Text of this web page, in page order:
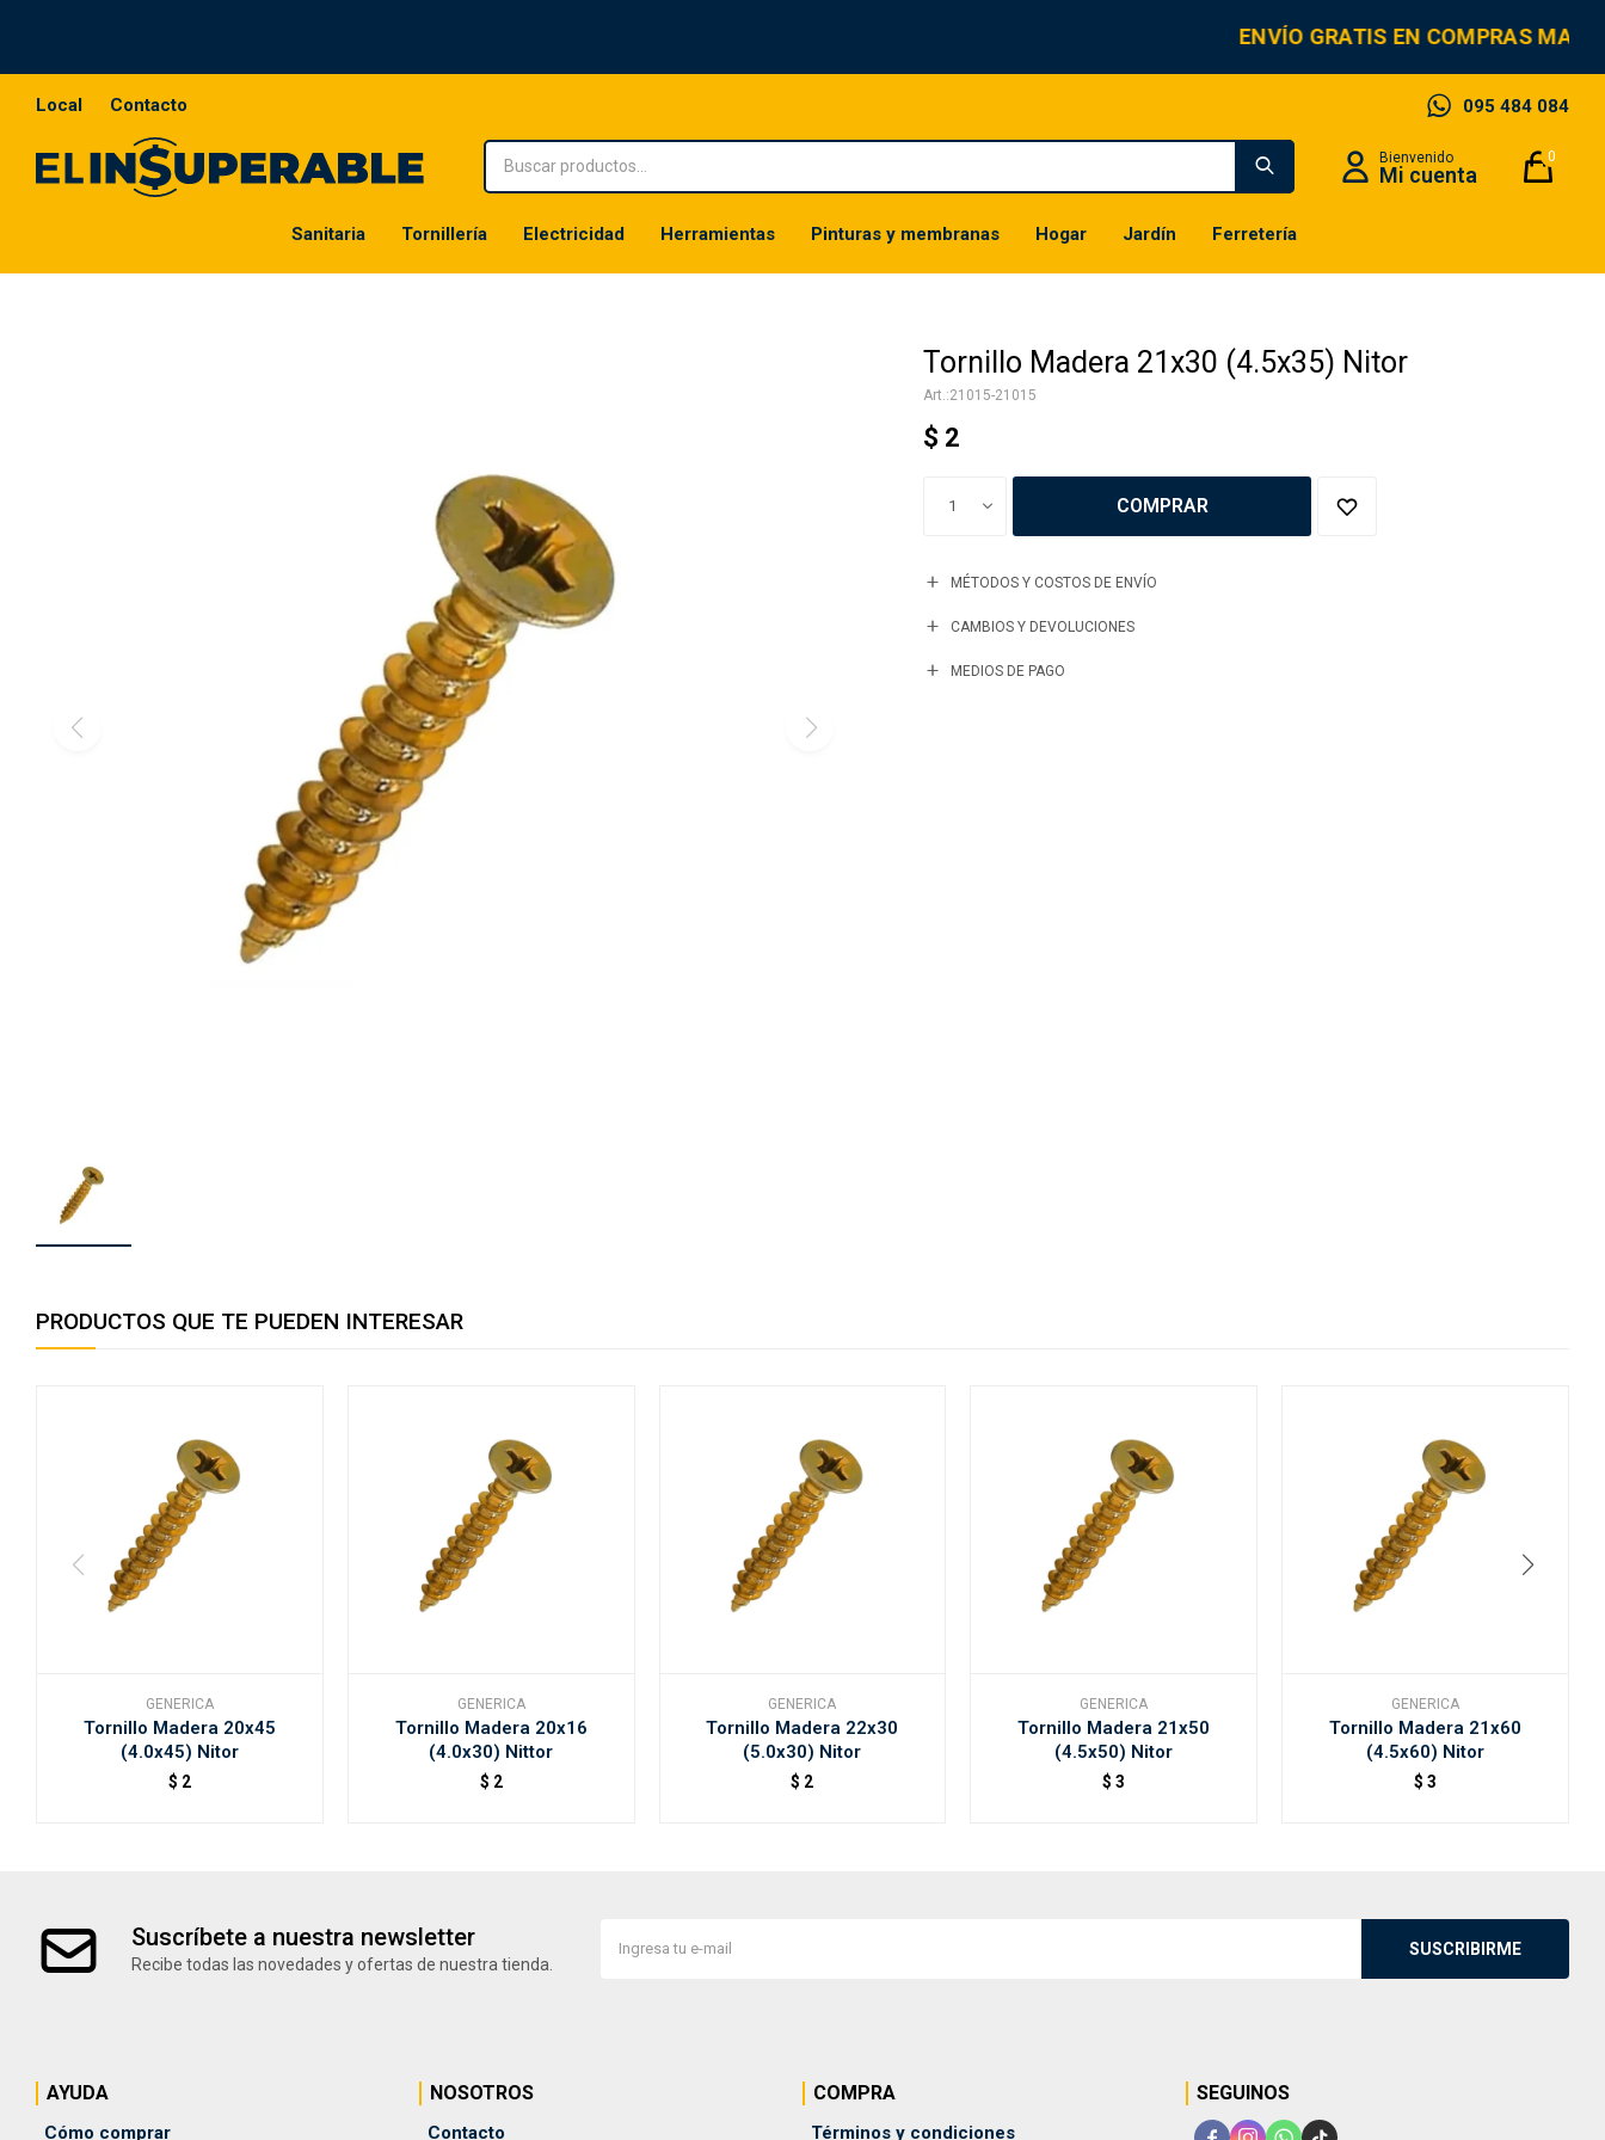
ENVÍO GRATIS EN COMPRAS
Sanitaria Tornillería Electricidad Herramientas Pinturas y membranas Hogar Jardín Ferretería
0
095 484 084
Local Contacto
Tornillo Madera 21x30 (4.5x35) Nitor
21015-21015
$ 2
1 COMPRAR
MÉTODOS Y COSTOS DE ENVÍO
CAMBIOS Y DEVOLUCIONES
MEDIOS DE PAGO
PRODUCTOS QUE TE PUEDEN INTERESAR
GENERICA
Tornillo Madera 20x45
(4.0x45) Nitor
$ 2
GENERICA
Tornillo Madera 20x16
(4.0x30) Nittor
$ 2
GENERICA
Tornillo Madera 22x30
(5.0x30) Nitor
$ 2
GENERICA
Tornillo Madera 21x50
(4.5x50) Nitor
$ 3
GENERICA
Tornillo Madera 21x60
(4.5x60) Nitor
$ 3
Suscríbete a nuestra newsletter
Recibe todas las novedades y ofertas de nuestra tienda.
SUSCRIBIRME
AYUDA
Cómo comprar
NOSOTROS
Contacto
COMPRA
Términos y condiciones
SEGUINOS